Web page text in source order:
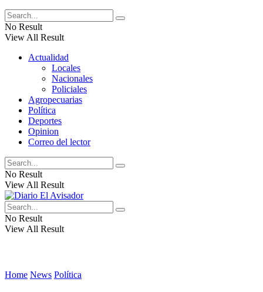
No Result
View All Result
Actualidad
Locales
Nacionales
Policiales
Agropecuarias
Política
Deportes
Opinion
Correo del lector
No Result
View All Result
No Result
View All Result
Home News Política